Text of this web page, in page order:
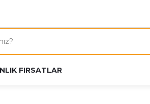
FIRSATLAR